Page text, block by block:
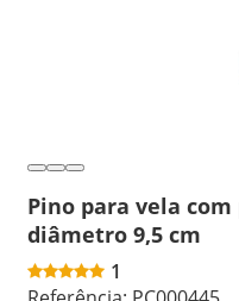
Pino para vela
diâmetro 9,5 cm
1